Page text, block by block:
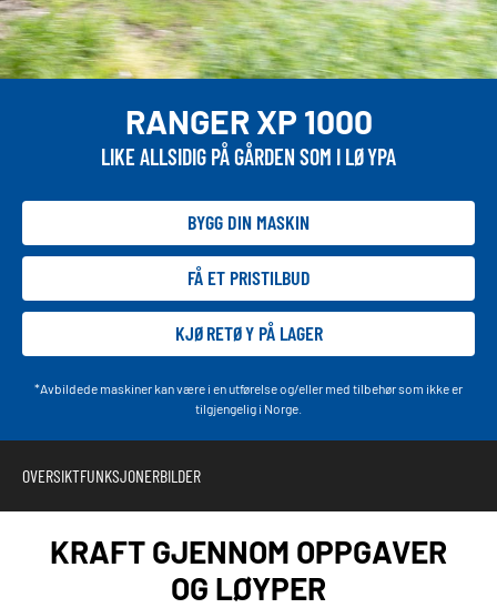
RANGER XP 1000
LIKE ALLSIDIG PÅ GÅRDEN SOM I LØYPA
BYGG DIN MASKIN
FÅ ET PRISTILBUD
KJØRETØY PÅ LAGER
*Avbildede maskiner kan være i en utførelse og/eller med tilbehør som ikke er
tilgjengelig i Norge.
OVERSIKTFUNKSJONERBILDER
KRAFT GJENNOM OPPGAVER
OG LØYPER